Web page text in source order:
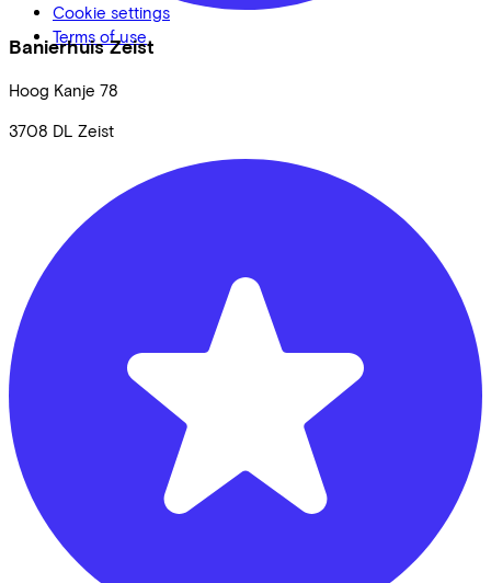
Banierhuis Zeist
Hoog Kanje 78
3708 DL Zeist
Cookie settings
Terms of use